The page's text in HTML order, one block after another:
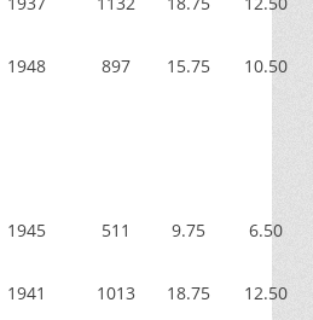
1948 897 15.75 10.50
1945 511 9.75 6.50
1941 1013 18.75 12.50